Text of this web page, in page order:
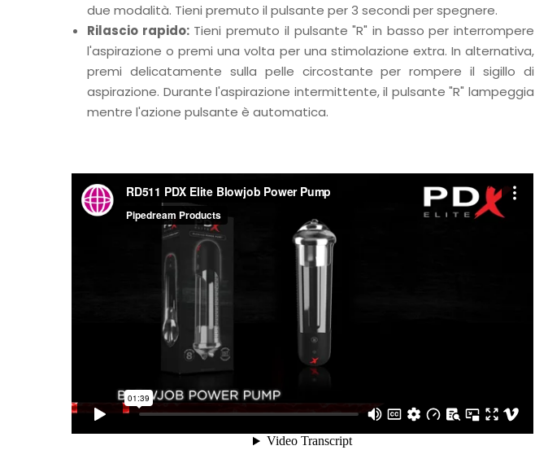
due modalità. Tieni premuto il pulsante per 3 secondi per spegnere.
Rilascio rapido:Tieni premuto il pulsante "R" in basso per interrompere
l'aspirazione o premi una volta per una stimolazione extra. In alternativa,
premi delicatamente sulla pelle circostante per rompere il sigillo di
aspirazione. Durante l'aspirazione intermittente, il pulsante "R" lampeggia
mentre l'azione pulsante è automatica.